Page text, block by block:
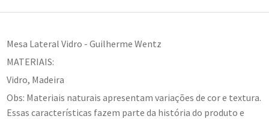
Mesa Lateral Vidro - Guilherme Wentz
MATERIAIS:
Vidro, Madeira
Obs: Materiais naturais apresentam variações de cor e textura.
Essas características fazem parte da história do produto e